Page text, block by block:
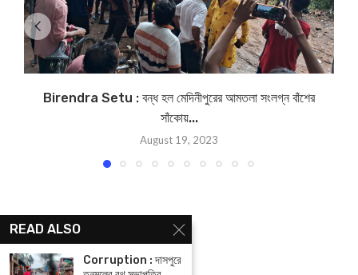
Birendra Setu : বন্ধ হল মেদিনীপুরের আমতলা সংলগ্ন বাঁশের
সাঁকোয়...
August 19, 2023
READ ALSO
Corruption : দাসপুরে